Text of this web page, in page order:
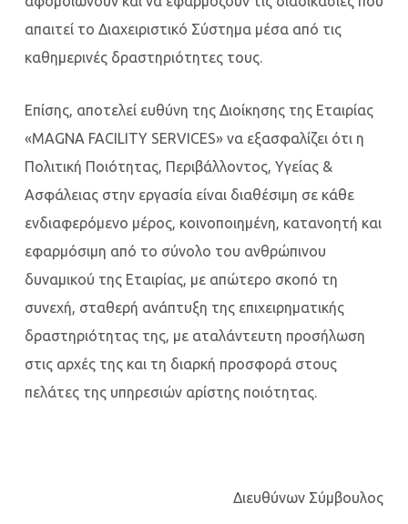
απαιτεί το Διαχειριστικό Σύστημα μέσα από τις
καθημερινές δραστηριότητες τους.
Επίσης, αποτελεί ευθύνη της Διοίκησης της Εταιρίας
«MAGNA FACILITY SERVICES» να εξασφαλίζει ότι η
Πολιτική Ποιότητας, Περιβάλλοντος, Υγείας &
Ασφάλειας στην εργασία είναι διαθέσιμη σε κάθε
ενδιαφερόμενο μέρος, κοινοποιημένη, κατανοητή και
εφαρμόσιμη από το σύνολο του ανθρώπινου
δυναμικού της Εταιρίας, με απώτερο σκοπό τη
συνεχή, σταθερή ανάπτυξη της επιχειρηματικής
δραστηριότητας της, με αταλάντευτη προσήλωση
στις αρχές της και τη διαρκή προσφορά στους
πελάτες της υπηρεσιών αρίστης ποιότητας.
Διευθύνων Σύμβουλος